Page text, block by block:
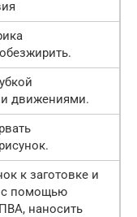
движениями.
к заготовке и
с помощью
наносить